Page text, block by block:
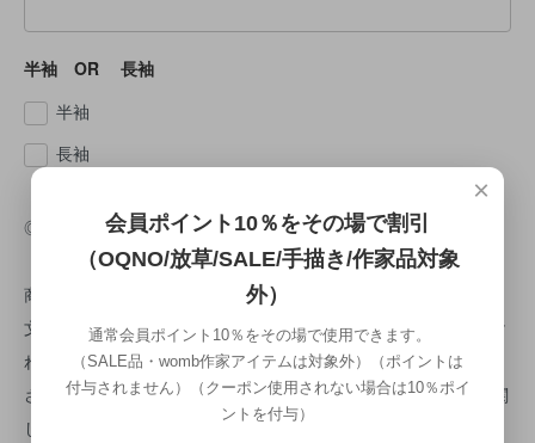
半袖 OR 長袖
半袖
長袖
◎納期について
商品はご注文頂いた時点でオーダー順に作成に入ります。 ご注
文受付日より約1ヵ月後の仕上がりになります。 検品で問題なけ
ればすぐに出荷致します。 商品検品時に不良があった場合は、
さらに10日程お時間をいただきます。 ※手描きのため、納期に関
してのご希望はお伺いすることが難しいため、 予め、ご了承く
×
会員ポイント10％をその場で割引
（OQNO/放草/SALE/手描き/作家品対象
外）
通常会員ポイント10％をその場で使用できます。
（SALE品・womb作家アイテムは対象外）（ポイントは
付与されません）（クーポン使用されない場合は10％ポイ
ントを付与）